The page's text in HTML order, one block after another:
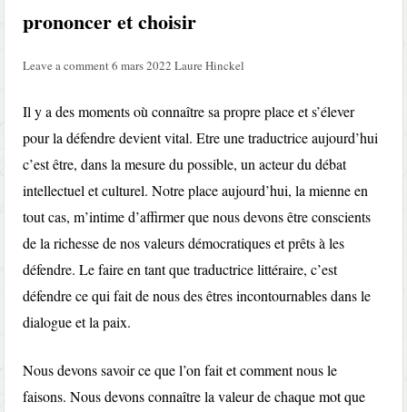
prononcer et choisir
Leave a comment6 mars 2022 Laure Hinckel
Il y a des moments où connaître sa propre place et s’élever
pour la défendre devient vital. Etre une traductrice aujourd’hui
c’est être, dans la mesure du possible, un acteur du débat
intellectuel et culturel. Notre place aujourd’hui, la mienne en
tout cas, m’intime d’affirmer que nous devons être conscients
de la richesse de nos valeurs démocratiques et prêts à les
défendre. Le faire en tant que traductrice littéraire, c’est
défendre ce qui fait de nous des êtres incontournables dans le
dialogue et la paix.
Nous devons savoir ce que l’on fait et comment nous le
faisons. Nous devons connaître la valeur de chaque mot que